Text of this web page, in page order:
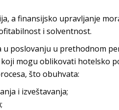
a finansijsko upravljanje
i solventnost.
u poslovanju u prethodnom
mogu oblikovati hotelsko
što obuhvata:
i izveštavanja;